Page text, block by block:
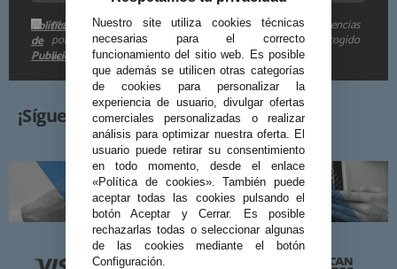
Me gustaría recibir descuentos exclusivos, novedades y tendencias
por e-mail. Puedo darme de baja cuando quiera según lo recogido
en la
Política
de
Publicidad
¡Síguenos!
Nuestro site utiliza cookies técnicas
necesarias para el correcto
funcionamiento del sitio web. Es posible
que además se utilicen otras categorías
de cookies para personalizar la
experiencia de usuario, divulgar ofertas
comerciales personalizadas o realizar
análisis para optimizar nuestra oferta. El
usuario puede retirar su consentimiento
en todo momento, desde el enlace
«Política de cookies». También puede
aceptar todas las cookies pulsando el
botón Aceptar y Cerrar. Es posible
rechazarlas todas o seleccionar algunas
de las cookies mediante el botón
Configuración.